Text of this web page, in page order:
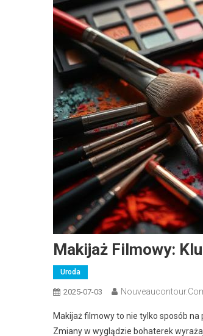
Makijaż Filmowy:
Uroda
2025-07-03
Makijaż filmowy to nie tylko sposób
Zmiany w wyglądzie bohaterek